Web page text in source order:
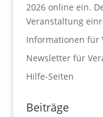
2026 online ein.
Veranstaltung
Informationen für
Newsletter für
Hilfe-Seiten
Beiträge